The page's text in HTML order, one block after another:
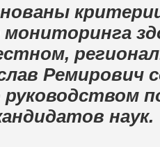
мониторинга
Ремирович
руководством
наук.